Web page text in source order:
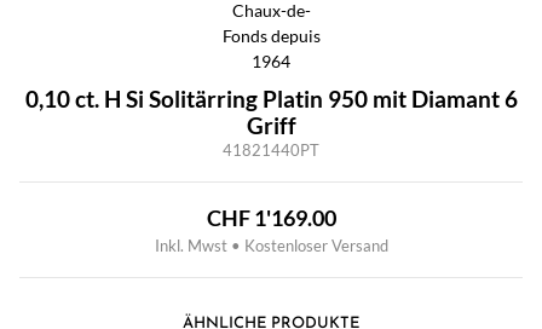
0,10 ct. H Si Solitärring Platin 950 mit Diamant 6
Griff
41821440PT
CHF1'169.00
Inkl. Mwst • Kostenloser Versand
ÄHNLICHE PRODUKTE